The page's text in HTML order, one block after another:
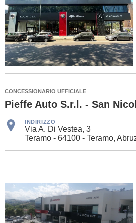
CONCESSIONARIO UFFICIALE
Pieffe Auto S.r.l. - San
INDIRIZZO
Via A. Di Vestea, 3
Teramo - 64100 - Teramo,